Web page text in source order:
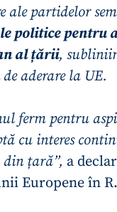
ale partidelor
politice pentru
al țării,
aderare la UE.
ferm pentru
cu interes
țară”, a
Europene în
+ Adaugă titlu